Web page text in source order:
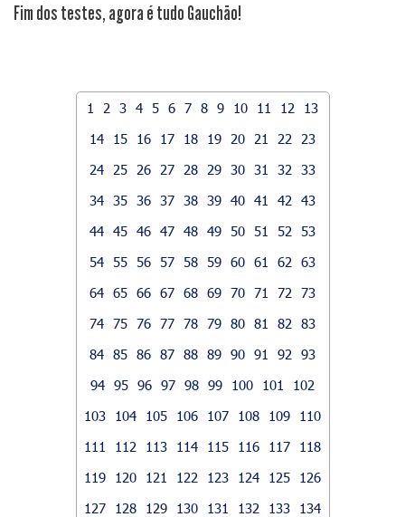
Fim dos testes, agora é tudo Gauchão!
1 2 3 4 5 6 7 8 9 10 11 12
13
14
15 16 17 18 19 20 21 22
23
24
25 26 27 28 29 30 31 32
33
34 35 36 37 38 39 40 41 42
43
44 45 46 47 48 49 50 51 52
53
54 55 56 57 58 59 60 61 62
63
64 65 66 67 68 69 70 71 72
73
74 75 76 77 78 79 80 81 82
83
84 85 86 87 88 89 90 91 92
93
94 95 96 97 98 99 100 101
102
103
104 105 106 107 108 109
110
111
112 113 114 115 116 117
118
119
120 121 122 123 124 125
126
127
128 129 130 131 132 133
134